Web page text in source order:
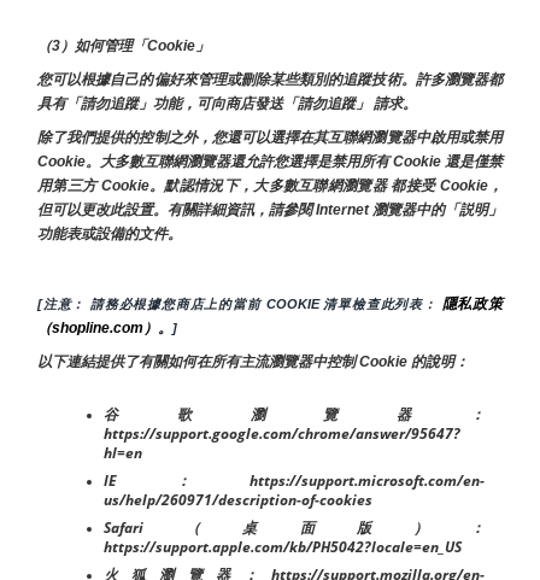
（3）如何管理「Cookie」
您可以根據自己的偏好來管理或刪除某些類別的追蹤技術。許多瀏覽器都
具有「請勿追蹤」功能，可向商店發送「請勿追蹤」 請求。
除了我們提供的控制之外，您還可以選擇在其互聯網瀏覽器中啟用或禁用
Cookie。大多數互聯網瀏覽器還允許您選擇是禁用所有 Cookie 還是僅禁
用第三方 Cookie。默認情況下，大多數互聯網瀏覽器 都接受 Cookie，
但可以更改此設置。有關詳細資訊，請參閱 Internet 瀏覽器中的「説明」
功能表或設備的文件。
[注意： 請務必根據您商店上的當前 COOKIE 清單檢查此列表：
隱私政策
（shopline.com）。
]
以下連結提供了有關如何在所有主流瀏覽器中控制 Cookie 的說明：
谷歌瀏覽器：
https://support.google.com/chrome/answer/95647?
hl=en
IE：https://support.microsoft.com/en-
us/help/260971/description-of-cookies
Safari（桌面版）：
https://support.apple.com/kb/PH5042?locale=en_US
火狐瀏覽器：https://support.mozilla.org/en-